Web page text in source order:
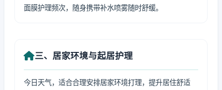
面膜护理频次，随身携带补水喷雾随时舒缓。
三、居家环境与起居护理
今日天气，适合合理安排居家环境打理，提升居住舒适